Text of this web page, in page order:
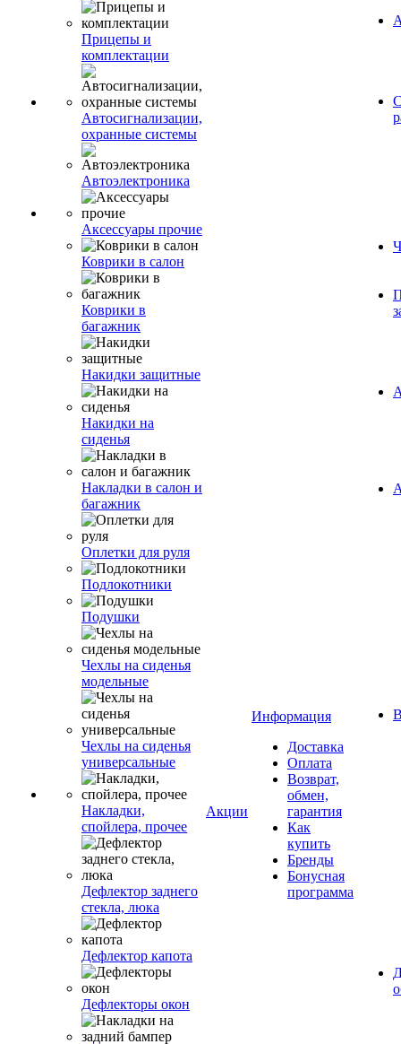
Прицепы и
комплектации
Автосигнализации,
охранные системы
Автоэлектроника
Аксессуары прочие
Коврики в салон
Коврики в
багажник
Накидки защитные
Накидки на
сиденья
Накладки в салон и
багажник
Оплетки для руля
Подлокотники
Подушки
Чехлы на сиденья
модельные
Чехлы на сиденья
универсальные
Накладки,
спойлера, прочее
Дефлектор заднего
стекла, люка
Дефлектор капота
Дефлекторы окон
Акции
Информация
Доставка
Оплата
Возврат,
обмен,
гарантия
Как
купить
Бренды
Бонусная
программа